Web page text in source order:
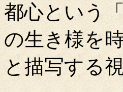
都心という
の生き様を
と描写する